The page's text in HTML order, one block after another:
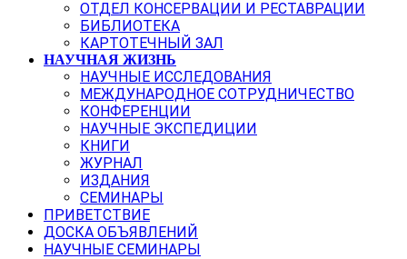
ОТДЕЛ КОНСЕРВАЦИИ И РЕСТАВРАЦИИ
БИБЛИОТЕКА
КАРТОТЕЧНЫЙ ЗАЛ
НАУЧНАЯ ЖИЗНЬ
НАУЧНЫЕ ИССЛЕДОВАНИЯ
МЕЖДУНАРОДНОЕ СОТРУДНИЧЕСТВО
КОНФЕРЕНЦИИ
НАУЧНЫЕ ЭКСПЕДИЦИИ
КНИГИ
ЖУРНАЛ
ИЗДАНИЯ
СЕМИНАРЫ
ПРИВЕТСТВИЕ
ДОСКА ОБЪЯВЛЕНИЙ
НАУЧНЫЕ СЕМИНАРЫ